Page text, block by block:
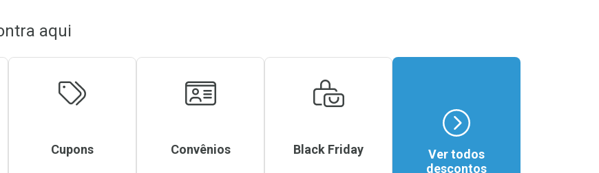
aqui
Cupons Convênios Black Friday
Ver todos
descontos